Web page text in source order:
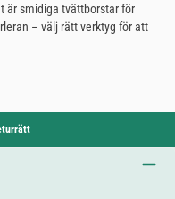
är smidiga tvättborstar för
– välj rätt verktyg för att